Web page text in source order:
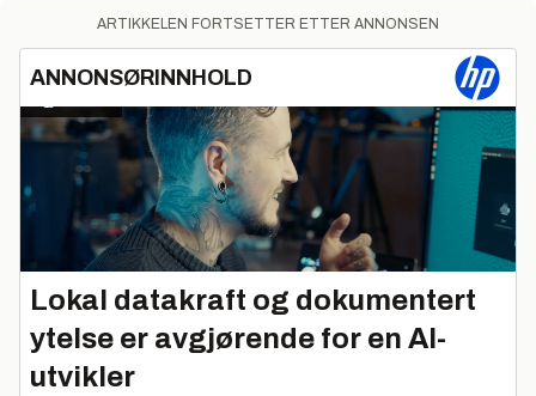
ARTIKKELEN FORTSETTER ETTER ANNONSEN
ANNONSØRINNHOLD
Lokal datakraft og dokumentert
ytelse er avgjørende for en AI-
utvikler